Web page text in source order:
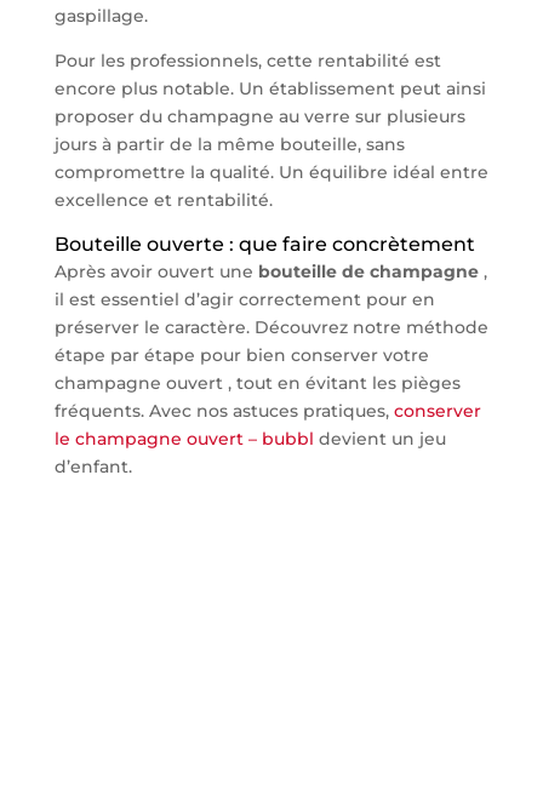
gaspillage.
Pour les professionnels, cette rentabilité est
encore plus notable. Un établissement peut ainsi
proposer du champagne au verre sur plusieurs
jours à partir de la même bouteille, sans
compromettre la qualité. Un équilibre idéal entre
excellence et rentabilité.
Bouteille ouverte : que faire concrètement
Après avoir ouvert une bouteille de champagne,
il est essentiel d’agir correctement pour en
préserver le caractère. Découvrez notre méthode
étape par étape pour bien conserver votre
champagne ouvert , tout en évitant les pièges
fréquents. Avec nos astuces pratiques, conserver
le champagne ouvert – bubbl devient un jeu
d’enfant.